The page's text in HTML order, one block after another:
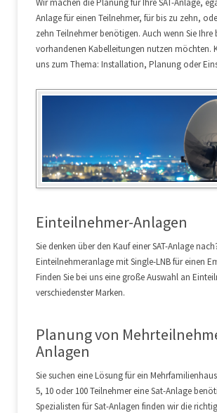
Anlage für einen Teilnehmer, für bis zu zehn,
zehn Teilnehmer benötigen. Auch wenn Sie Ihre
vorhandenen Kabelleitungen nutzen möchten.
uns zum Thema: Installation, Planung oder
Einteilnehmer-Anlagen
Sie denken über den Kauf einer SAT-Anlage
Einteilnehmeranlage mit Single-LNB für einen
Finden Sie bei uns eine große Auswahl an
verschiedenster Marken.
Planung von
Anlagen
Sie suchen eine Lösung für ein
5, 10 oder 100 Teilnehmer eine Sat-Anlage
Spezialisten für Sat-Anlagen finden wir die